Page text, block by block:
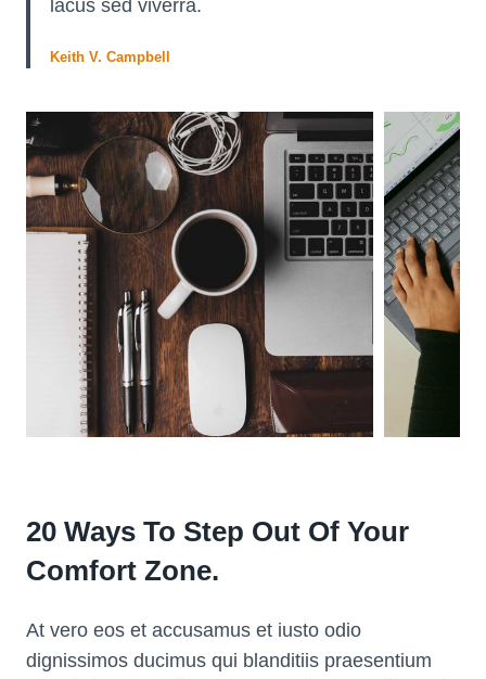
lacus sed viverra.
Keith V. Campbell
20 Ways To Step Out Of Your
Comfort Zone.
At vero eos et accusamus et iusto odio
dignissimos ducimus qui blanditiis praesentium